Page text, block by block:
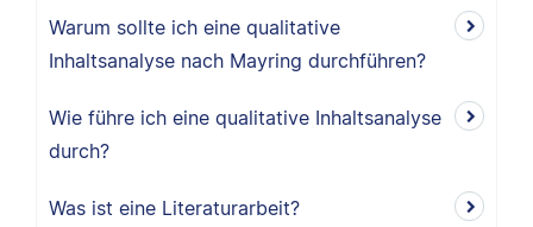
Warum sollte ich eine qualitative
Inhaltsanalyse nach Mayring durchführen?
Wie führe ich eine qualitative Inhaltsanalyse
durch?
Was ist eine Literaturarbeit?